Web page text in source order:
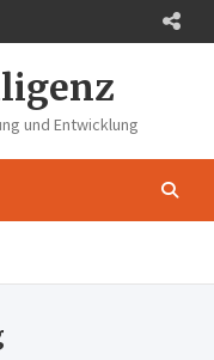
und Entwicklung